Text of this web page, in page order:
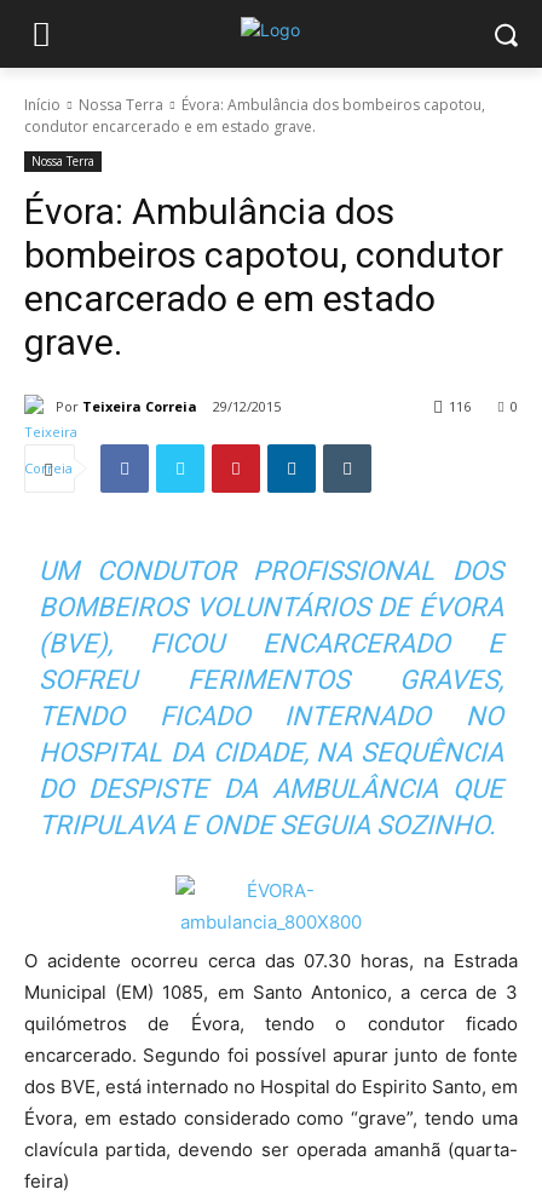
Início Nossa Terra
Évora: Ambulância dos bombeiros capotou,
condutor encarcerado e em estado grave.
Nossa Terra
Évora: Ambulância dos
bombeiros capotou, condutor
encarcerado e em estado
grave.
Por Teixeira Correia 29/12/2015 0
116
UM CONDUTOR PROFISSIONAL DOS
BOMBEIROS VOLUNTÁRIOS DE ÉVORA
(BVE), FICOU ENCARCERADO E
SOFREU FERIMENTOS GRAVES,
TENDO FICADO INTERNADO NO
HOSPITAL DA CIDADE, NA SEQUÊNCIA
DO DESPISTE DA AMBULÂNCIA QUE
TRIPULAVA E ONDE SEGUIA SOZINHO.
O acidente ocorreu cerca das 07.30 horas, na Estrada
Municipal (EM) 1085, em Santo Antonico, a cerca de 3
quilómetros de Évora, tendo o condutor ficado
encarcerado. Segundo foi possível apurar junto de fonte
dos BVE, está internado no Hospital do Espirito Santo, em
Évora, em estado considerado como “grave”, tendo uma
clavícula partida, devendo ser operada amanhã (quarta-
feira)